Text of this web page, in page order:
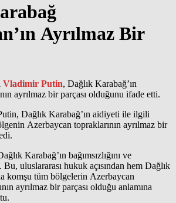
Ayrılmaz Bir
Vladimir Putin, Dağlık Karabağ’ın
ayrılmaz bir parçası olduğunu ifade etti.
Dağlık Karabağ’ın aidiyeti ile ilgili
Azerbaycan topraklarının ayrılmaz bir
Karabağ’ın bağımsızlığını ve
Bu, uluslararası hukuk açısından hem Dağlık
komşu tüm bölgelerin Azerbaycan
ayrılmaz bir parçası olduğu anlamına